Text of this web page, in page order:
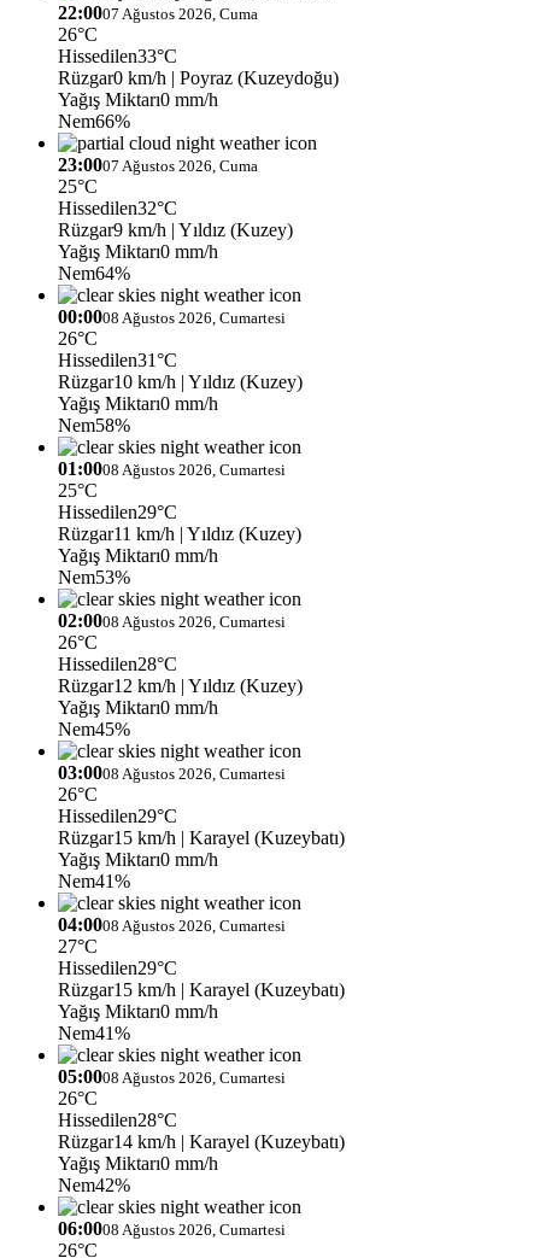
22:0007 Ağustos 2026, Cuma
26°C
Hissedilen33°C
Rüzgar0 km/h | Poyraz (Kuzeydoğu)
Yağış Miktarı0 mm/h
Nem66%
23:0007 Ağustos 2026, Cuma
25°C
Hissedilen32°C
Rüzgar9 km/h | Yıldız (Kuzey)
Yağış Miktarı0 mm/h
Nem64%
00:0008 Ağustos 2026, Cumartesi
26°C
Hissedilen31°C
Rüzgar10 km/h | Yıldız (Kuzey)
Yağış Miktarı0 mm/h
Nem58%
01:0008 Ağustos 2026, Cumartesi
25°C
Hissedilen29°C
Rüzgar11 km/h | Yıldız (Kuzey)
Yağış Miktarı0 mm/h
Nem53%
02:0008 Ağustos 2026, Cumartesi
26°C
Hissedilen28°C
Rüzgar12 km/h | Yıldız (Kuzey)
Yağış Miktarı0 mm/h
Nem45%
03:0008 Ağustos 2026, Cumartesi
26°C
Hissedilen29°C
Rüzgar15 km/h | Karayel (Kuzeybatı)
Yağış Miktarı0 mm/h
Nem41%
04:0008 Ağustos 2026, Cumartesi
27°C
Hissedilen29°C
Rüzgar15 km/h | Karayel (Kuzeybatı)
Yağış Miktarı0 mm/h
Nem41%
05:0008 Ağustos 2026, Cumartesi
26°C
Hissedilen28°C
Rüzgar14 km/h | Karayel (Kuzeybatı)
Yağış Miktarı0 mm/h
Nem42%
06:0008 Ağustos 2026, Cumartesi
26°C